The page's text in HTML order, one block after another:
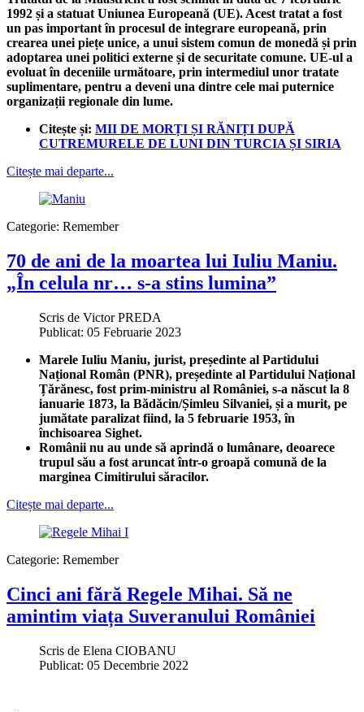
1992 și a statuat Uniunea Europeană (UE). Acest tratat a fost
un pas important în procesul de integrare europeană, prin
crearea unei piețe unice, a unui sistem comun de monedă și prin
adoptarea unei politici externe și de securitate comune. UE-ul a
evoluat în deceniile următoare, prin intermediul unor tratate
suplimentare, pentru a deveni una dintre cele mai puternice
organizații regionale din lume.
Citește și: MII DE MORȚI ȘI RĂNIȚI DUPĂ
CUTREMURELE DE LUNI DIN TURCIA ȘI SIRIA
Citește mai departe...
Categorie: Remember
70 de ani de la moartea lui Iuliu Maniu.
„În celula nr… s-a stins lumina”
Scris de Victor PREDA
Publicat: 05 Februarie 2023
Marele Iuliu Maniu, jurist, președinte al Partidului
Național Român (PNR), președinte al Partidului Național
Țărănesc, fost prim-ministru al României, s-a născut la 8
ianuarie 1873, la Bădăcin/Șimleu Silvaniei, și a murit, pe
jumătate paralizat fiind, la 5 februarie 1953, în
închisoarea Sighet.
Românii nu au unde să aprindă o lumânare, deoarece
trupul său a fost aruncat într-o groapă comună de la
marginea Cimitirului săracilor.
Citește mai departe...
Categorie: Remember
Cinci ani fără Regele Mihai. Să ne
amintim viața Suveranului României
Scris de Elena CIOBANU
Publicat: 05 Decembrie 2022